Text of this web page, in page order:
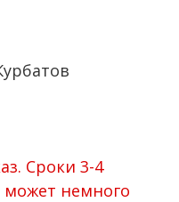
Сроки 3-4
может немного